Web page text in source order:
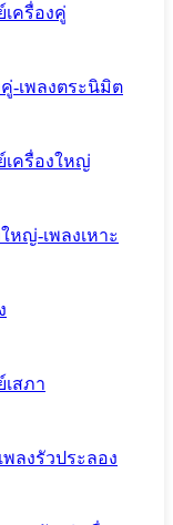
ครื่องคู่
-เพลงตระนิมิต
เครื่องใหญ่
หญ่-เพลงเหาะ
สภา
พลงรัวประลอง